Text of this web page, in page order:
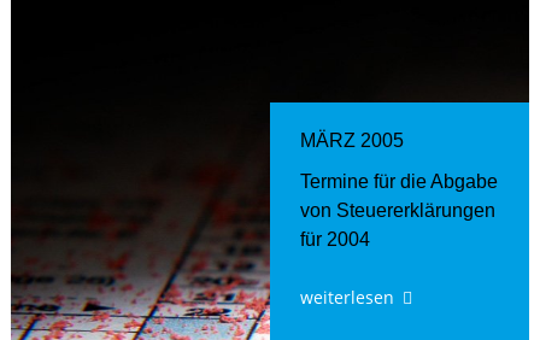
MÄRZ 2005
Termine für die Abgabe
von Steuererklärungen
für 2004
weiterlesen